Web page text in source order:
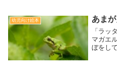
幼児向け絵本 あま
「ラッ
マガエ
ぼをし